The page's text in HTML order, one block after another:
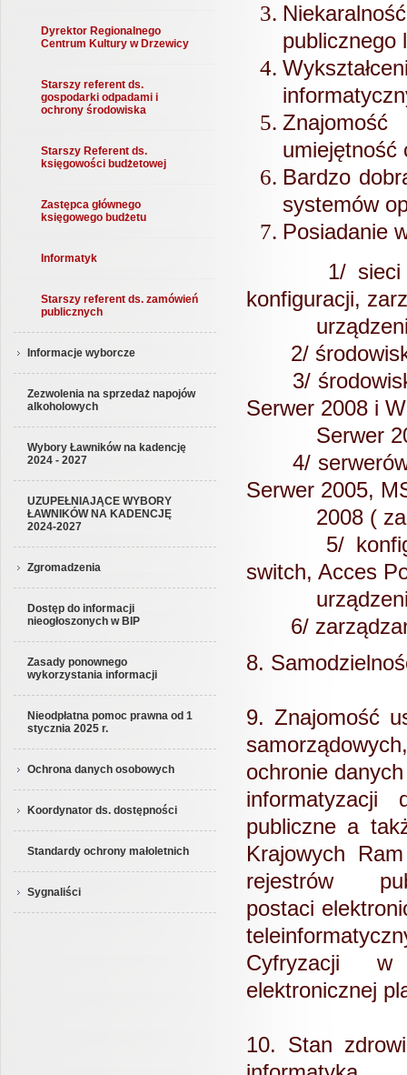
Dyrektor Regionalnego
Centrum Kultury w Drzewicy
Starszy referent ds.
gospodarki odpadami i
ochrony środowiska
Starszy Referent ds.
księgowości budżetowej
Zastępca głównego
księgowego budżetu
Informatyk
Starszy referent ds. zamówień
publicznych
Informacje wyborcze
Zezwolenia na sprzedaż napojów
alkoholowych
Wybory Ławników na kadencję
2024 - 2027
UZUPEŁNIAJĄCE WYBORY
ŁAWNIKÓW NA KADENCJĘ
2024-2027
Zgromadzenia
Dostęp do informacji
nieogłoszonych w BIP
Zasady ponownego
wykorzystania informacji
Nieodpłatna pomoc prawna od 1
stycznia 2025 r.
Ochrona danych osobowych
Koordynator ds. dostępności
Standardy ochrony małoletnich
Sygnaliści
publicznego
Znajomość
Bardzo
systemów
Posiadanie
1/ sieci
konfiguracji,
2/ środowiska
3/ środowisk
Serwer 2008 i
Serwer
4/ serwerów
Serwer 2005,
2008 (
5/
switch, Acces
urządzenie
6/
8.
9. Znajomość
ochronie
informatyzacji
publiczne a
Krajowych
rejestrów
postaci
Cyfryzacji w
10. Stan